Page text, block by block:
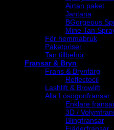
Airtan paket
Jantana
BGorgeous
Mine Tan
För hemmabruk
Paketpriser
Tan tillbehör
Fransar & Bryn
Frans & Brynfärg
Reflectocil
Lashlift & Browlift
Alla Lösögonfransar
Enklare
3D /
Blingfransar